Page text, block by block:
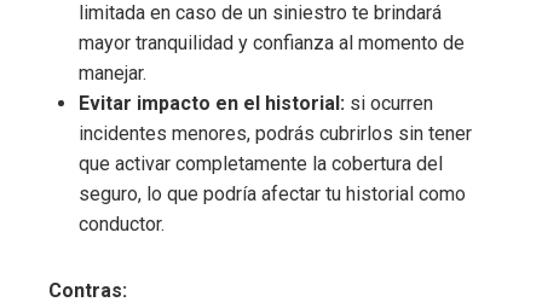
limitada en caso de un siniestro te brindará
mayor tranquilidad y confianza al momento de
manejar.
Evitar impacto en el historial: si ocurren
incidentes menores, podrás cubrirlos sin tener
que activar completamente la cobertura del
seguro, lo que podría afectar tu historial como
conductor.
Contras: